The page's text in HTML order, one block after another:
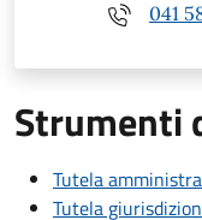
041
Strumenti
Tutela
Tutela